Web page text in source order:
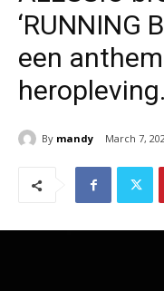
‘RUNNING
een
By mandy March 7,